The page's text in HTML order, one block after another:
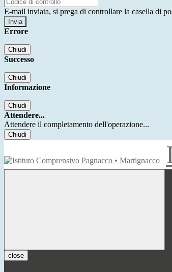
E-mail inviata, si prega di controllare la casella di
Errore
Chiudi
Successo
Chiudi
Informazione
Chiudi
Attendere...
Attendere il completamento dell'operazione...
Chiudi
close